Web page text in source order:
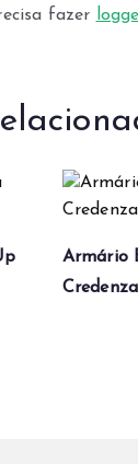
fazer
Armário
Credenza